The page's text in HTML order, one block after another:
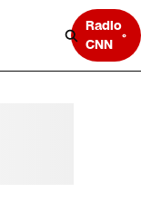
Radio
CNN